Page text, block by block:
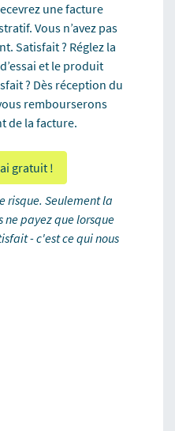
une facture
Vous n’avez pas
Satisfait ? Réglez la
et le produit
? Dès réception du
rembourserons
de la facture.
gratuit !
risque. Seulement la
ne payez que lorsque
- c'est ce qui nous